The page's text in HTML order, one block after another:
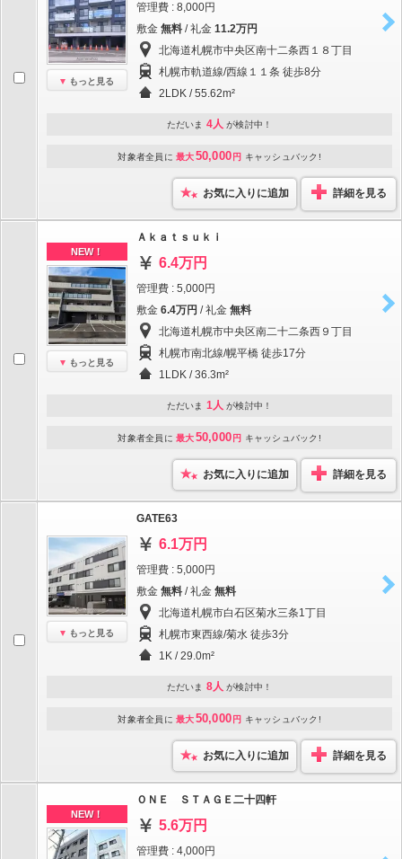
もっと見る
管理費 : 8,000円
敷金 無料 / 礼金 11.2万円
北海道札幌市中央区南十二条西１８丁目
札幌市軌道線/西線１１条 徒歩8分
2LDK / 55.62m²
ただいま 4人 が検討中！
対象者全員に 最大50,000 円 キャッシュバック!
お気に入りに追加 詳細を見る
NEW！
もっと見る
Ａｋａｔｓｕｋｉ
6.4万円
管理費 : 5,000円
敷金 6.4万円 / 礼金 無料
北海道札幌市中央区南二十二条西９丁目
札幌市南北線/幌平橋 徒歩17分
1LDK / 36.3m²
ただいま 1人 が検討中！
対象者全員に 最大50,000 円 キャッシュバック!
お気に入りに追加 詳細を見る
もっと見る
GATE63
6.1万円
管理費 : 5,000円
敷金 無料 / 礼金 無料
北海道札幌市白石区菊水三条1丁目
札幌市東西線/菊水 徒歩3分
1K / 29.0m²
ただいま 8人 が検討中！
対象者全員に 最大50,000 円 キャッシュバック!
お気に入りに追加 詳細を見る
NEW！
ＯＮＥ ＳＴＡＧＥ二十四軒
5.6万円
管理費 : 4,000円